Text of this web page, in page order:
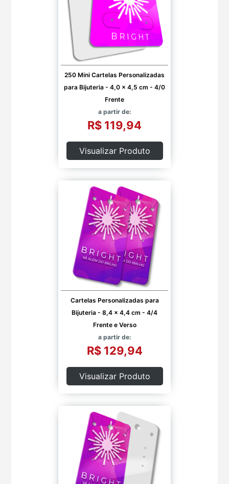
250 Mini Cartelas Personalizadas
para Bijuteria - 4,0 x 4,5 cm - 4/0
Frente
a partir de:
R$ 119,94
Visualizar Produto
Cartelas Personalizadas para
Bijuteria - 8,4 x 4,4 cm - 4/4
Frente e Verso
a partir de:
R$ 129,94
Visualizar Produto